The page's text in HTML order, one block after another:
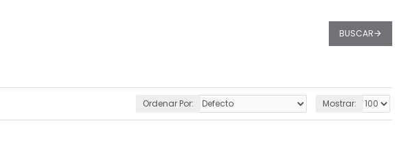
BUSCAR
Ordenar Por: Mostrar: